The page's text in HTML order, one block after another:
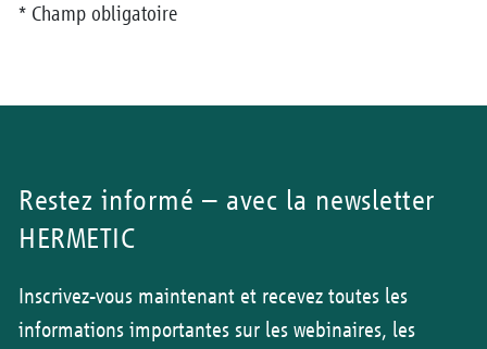
* Champ obligatoire
Restez informé – avec la newsletter
HERMETIC
Inscrivez-vous maintenant et recevez toutes les
informations importantes sur les webinaires, les